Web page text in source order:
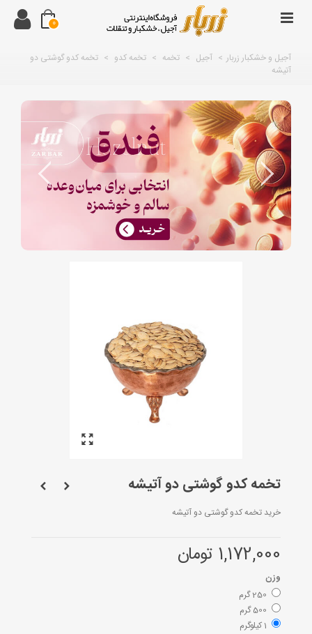
0
آجیل و خشکبار زربار > آجیل > تخمه > تخمه کدو > تخمه کدو گوشتی دو
آتیشه
تخمه کدو گوشتی دو آتیشه
خرید تخمه کدو گوشتی دو آتیشه
1,172,000 تومان
وزن
250 گرم
500 گرم
1 کیلوگرم